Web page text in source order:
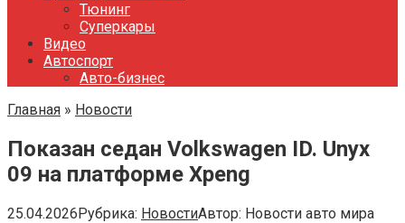
Тюнинг
Суперкары
Видео
Автоспорт
Авто-бизнес
Главная » Новости
Показан седан Volkswagen ID. Unyx
09 на платформе Xpeng
25.04.2026Рубрика: НовостиАвтор: Новости авто мира